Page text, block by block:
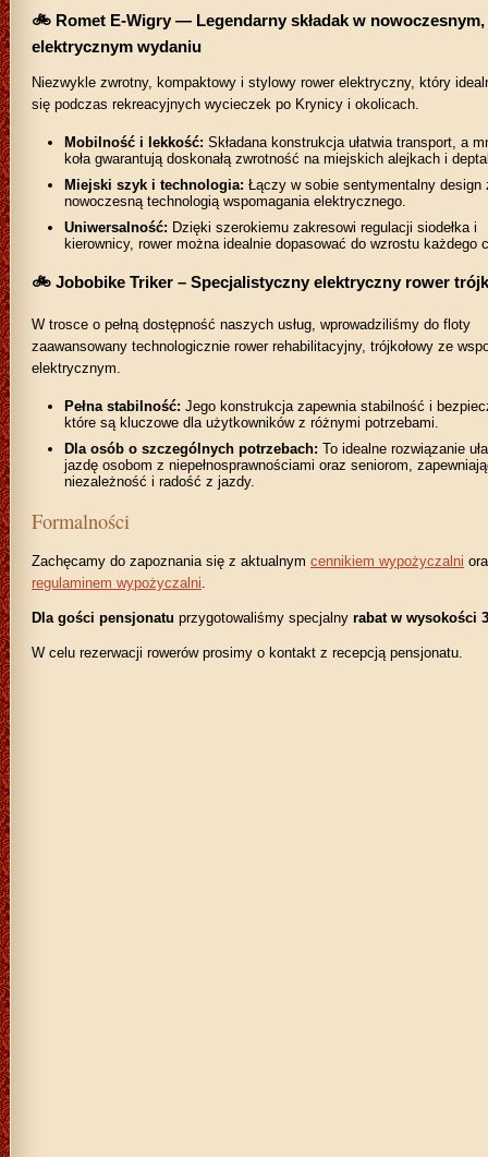
🚲 Romet E-Wigry — Legendarny składak w nowoczesnym,
elektrycznym wydaniu
Niezwykle zwrotny, kompaktowy i stylowy rower elektryczny, który
się podczas rekreacyjnych wycieczek po Krynicy i okolicach.
Mobilność i lekkość: Składana konstrukcja ułatwia transport, a
koła gwarantują doskonałą zwrotność na miejskich alejkach i
Miejski szyk i technologia: Łączy w sobie sentymentalny design
nowoczesną technologią wspomagania elektrycznego.
Uniwersalność: Dzięki szerokiemu zakresowi regulacji siodełka i
kierownicy, rower można idealnie dopasować do wzrostu każdego
🚲 Jobobike Triker – Specjalistyczny elektryczny rower
W trosce o pełną dostępność naszych usług, wprowadziliśmy do floty
zaawansowany technologicznie rower rehabilitacyjny, trójkołowy ze
elektrycznym.
Pełna stabilność: Jego konstrukcja zapewnia stabilność i
które są kluczowe dla użytkowników z różnymi potrzebami.
Dla osób o szczególnych potrzebach: To idealne rozwiązanie
jazdę osobom z niepełnosprawnościami oraz seniorom,
niezależność i radość z jazdy.
Formalności
Zachęcamy do zapoznania się z aktualnym cennikiem wypożyczalni
regulaminem wypożyczalni
Dla gości pensjonatu przygotowaliśmy specjalny rabat w wysokości
W celu rezerwacji rowerów prosimy o kontakt z recepcją pensjonatu.